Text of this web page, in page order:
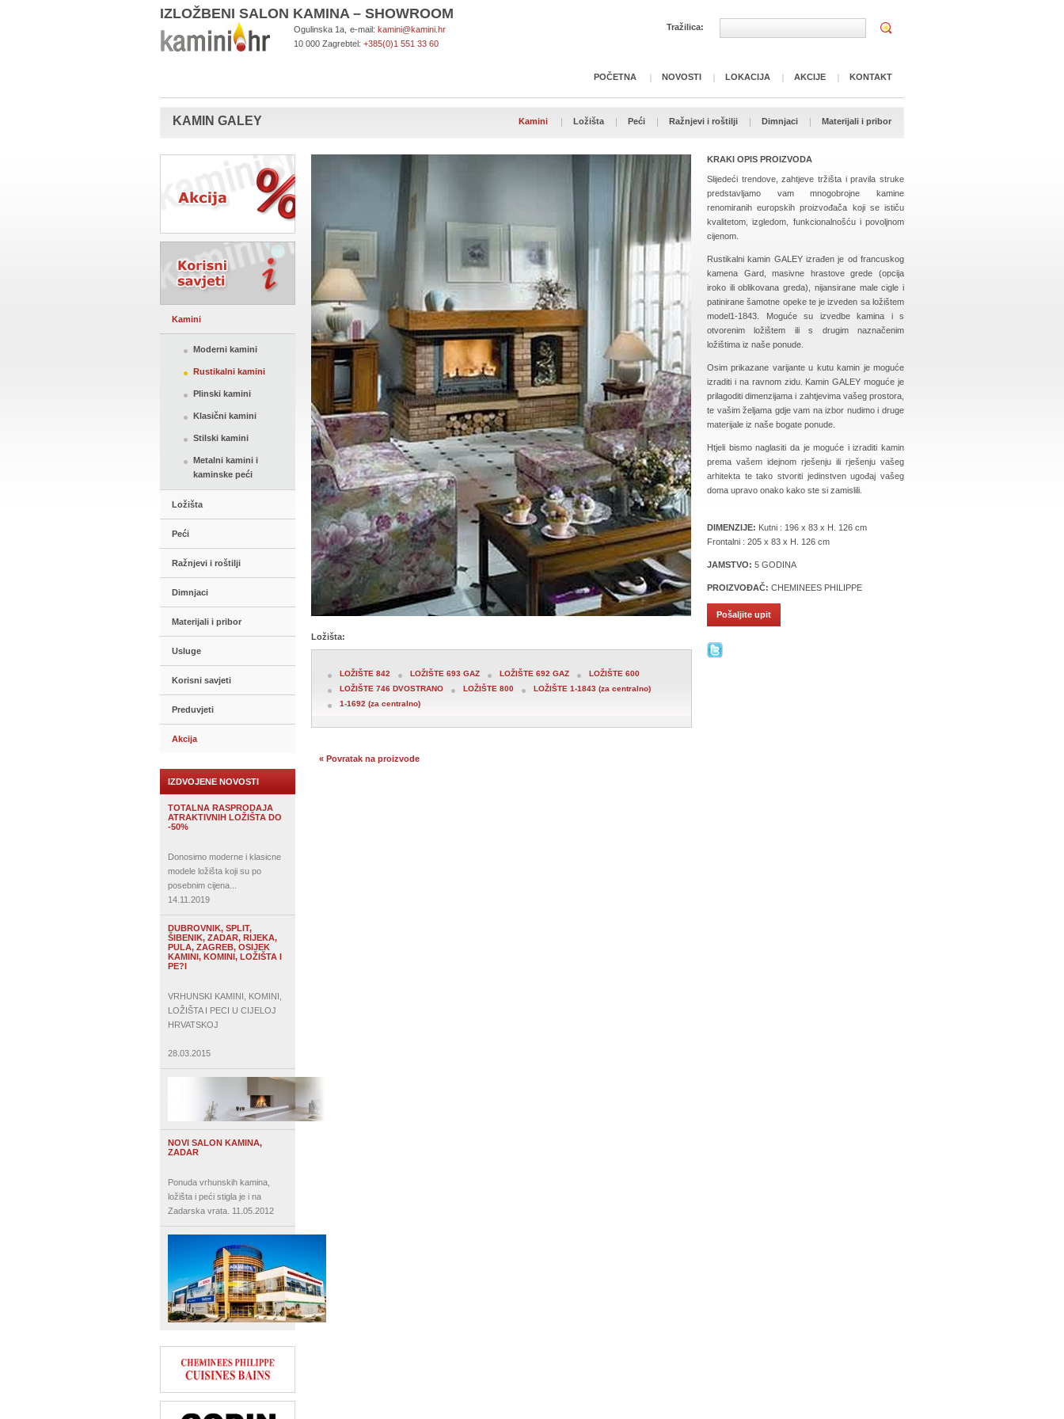
IZLOŽBENI SALON KAMINA – SHOWROOM
Ogulinska 1a,
10 000 Zagreb
e-mail: kamini@kamini.hr
tel: +385(0)1 551 33 60
Tražilica:
POČETNA NOVOSTI LOKACIJA AKCIJE KONTAKT
KAMIN GALEY Kamini Ložišta Peći Ražnjevi i roštilji Dimnjaci Materijali i pribor
Kamini
Moderni kamini
Rustikalni kamini
Plinski kamini
Klasični kamini
Stilski kamini
Metalni kamini i
kaminske peći
Ložišta
Peći
Ražnjevi i roštilji
Dimnjaci
Materijali i pribor
Usluge
Korisni savjeti
Preduvjeti
Akcija
IZDVOJENE NOVOSTI
TOTALNA RASPRODAJA
ATRAKTIVNIH LOŽIŠTA DO
-50%
Donosimo moderne i klasicne
modele ložišta koji su po
posebnim cijena...
14.11.2019
DUBROVNIK, SPLIT,
ŠIBENIK, ZADAR, RIJEKA,
PULA, ZAGREB, OSIJEK
KAMINI, KOMINI, LOŽIŠTA I
PE?I
VRHUNSKI KAMINI, KOMINI,
LOŽIŠTA I PECI U CIJELOJ
HRVATSKOJ
28.03.2015
NOVI SALON KAMINA,
ZADAR
Ponuda vrhunskih kamina,
ložišta i peći stigla je i na
Zadarska vrata. 11.05.2012
KRAKI OPIS PROIZVODA
Slijedeći trendove, zahtjeve tržišta i pravila struke
predstavljamo vam mnogobrojne kamine
renomiranih europskih proizvođača koji se ističu
kvalitetom, izgledom, funkcionalnošću i povoljnom
cijenom.
Rustikalni kamin GALEY izrađen je od francuskog
kamena Gard, masivne hrastove grede (opcija
iroko ili oblikovana greda), nijansirane male cigle i
patinirane šamotne opeke te je izveden sa ložištem
model1-1843. Moguće su izvedbe kamina i s
otvorenim ložištem ili s drugim naznačenim
ložištima iz naše ponude.
Osim prikazane varijante u kutu kamin je moguće
izraditi i na ravnom zidu. Kamin GALEY moguće je
prilagoditi dimenzijama i zahtjevima vašeg prostora,
te vašim željama gdje vam na izbor nudimo i druge
materijale iz naše bogate ponude.
Htjeli bismo naglasiti da je moguće i izraditi kamin
prema vašem idejnom rješenju ili rješenju vašeg
arhitekta te tako stvoriti jedinstven ugođaj vašeg
doma upravo onako kako ste si zamislili.
DIMENZIJE: Kutni : 196 x 83 x H. 126 cm
Frontalni : 205 x 83 x H. 126 cm
JAMSTVO: 5 GODINA
PROIZVOĐAČ: CHEMINEES PHILIPPE
Pošaljite upit
Ložišta:
LOŽIŠTE 842 LOŽIŠTE 693 GAZ LOŽIŠTE 692 GAZ
LOŽIŠTE 600
LOŽIŠTE 746 DVOSTRANO
LOŽIŠTE 800
LOŽIŠTE 1-1843 (za centralno)
1-1692 (za centralno)
« Povratak na proizvode